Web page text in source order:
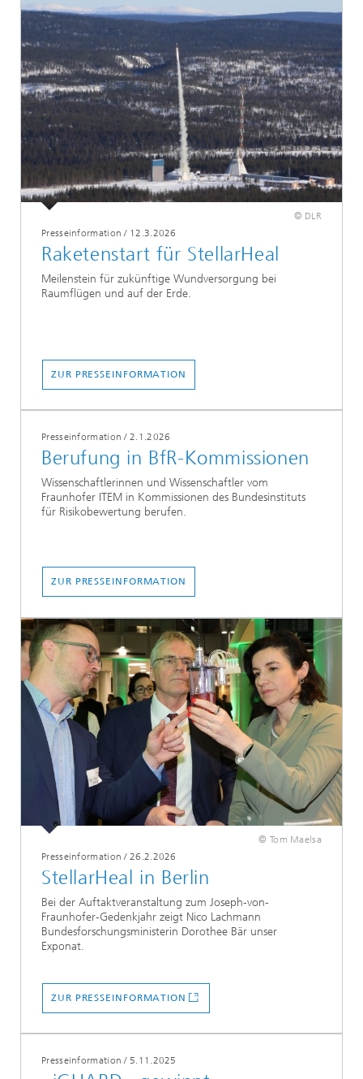
© DLR
Presseinformation / 12.3.2026
Raketenstart für StellarHeal
Meilenstein für zukünftige Wundversorgung bei
Raumflügen und auf der Erde.
ZUR PRESSEINFORMATION
Presseinformation / 2.1.2026
Berufung in BfR-Kommissionen
Wissenschaftlerinnen und Wissenschaftler vom
Fraunhofer ITEM in Kommissionen des Bundesinstituts
für Risikobewertung berufen.
ZUR PRESSEINFORMATION
© Tom Maelsa
Presseinformation / 26.2.2026
StellarHeal in Berlin
Bei der Auftaktveranstaltung zum Joseph-von-
Fraunhofer-Gedenkjahr zeigt Nico Lachmann
Bundesforschungsministerin Dorothee Bär unser
Exponat.
ZUR PRESSEINFORMATION
Presseinformation / 5.11.2025